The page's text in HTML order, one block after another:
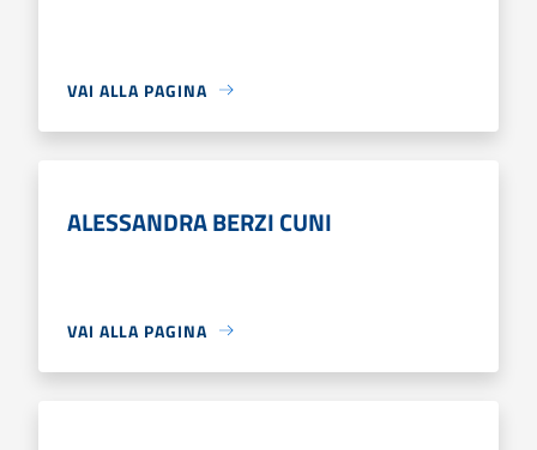
VAI ALLA PAGINA
ALESSANDRA BERZI CUNI
VAI ALLA PAGINA